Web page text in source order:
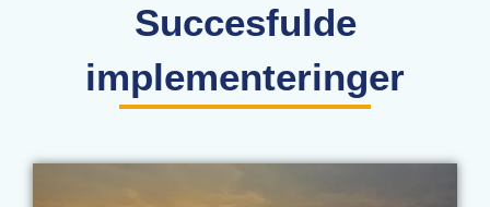
Succesfulde
implementeringer